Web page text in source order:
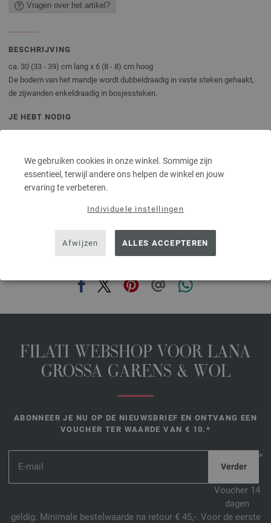
We gebruiken cookies in onze winkel. Sommige zijn
essentieel, terwijl andere ons helpen de winkel en jouw
ervaring te verbeteren.
Individuele instellingen
Afwijzen ALLES ACCEPTEREN
Vragen over het artikel?
BESCHRIJVING
ca. 30 (33 - 39) cm lang x 6 (8 - 8) cm hoog
De bodem van het mandje wordt dubbeldraadig in vaste steken gehaakt,
de zijwanden enkeldraadig in bosjessteken.
JE HEBT NODIG
• 100 g Zwart (kl 14)
• Haaknld nr. 5,5
FILATI WEBSHOP VOOR LANA
GROSSA GARENS & WOL
ABONNEER JE NU OP DE NIEUWSBRIEF EN ONTVANG EEN
VOUCHER TER WAARDE VAN € 10.*
*
Voucher 14
dagen
geldig. Minimale bestelwaarde na retour € 45,-. Voor de eerste